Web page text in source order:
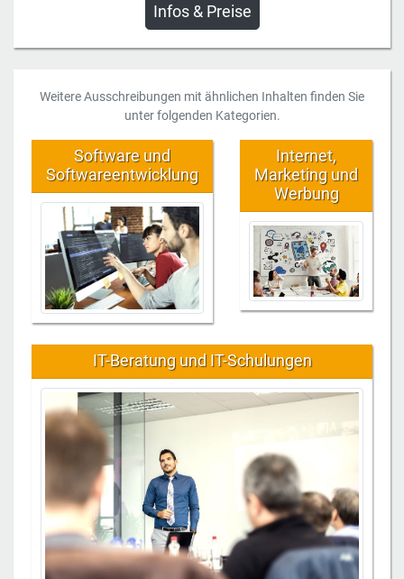
Infos & Preise
Weitere Ausschreibungen mit ähnlichen Inhalten finden Sie
unter folgenden Kategorien.
Software und
Softwareentwicklung
Internet,
Marketing und
Werbung
IT-Beratung und IT-Schulungen